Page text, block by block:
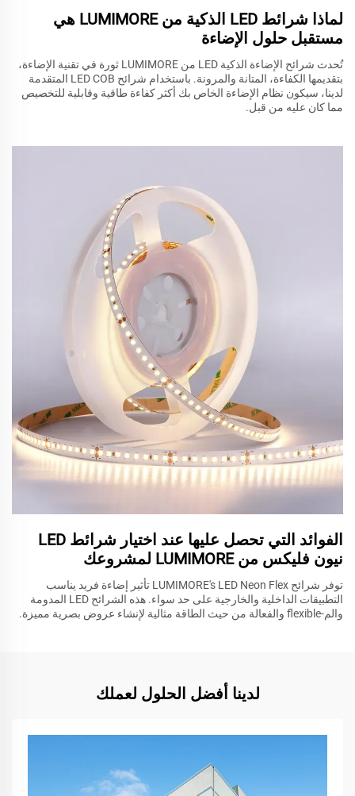
لماذا شرائط LED الذكية من LUMIMORE هي
مستقبل حلول الإضاءة
تُحدث شرائح الإضاءة الذكية LED من LUMIMORE ثورة في تقنية الإضاءة،
بتقديمها الكفاءة، المتانة والمرونة. باستخدام شرائح LED COB المتقدمة
لدينا، سيكون نظام الإضاءة الخاص بك أكثر كفاءة طاقية وقابلية للتخصيص
مما كان عليه من قبل.
الفوائد التي تحصل عليها عند اختيار شرائط LED
نيون فليكس من LUMIMORE لمشروعك
توفر شرائح LUMIMORE's LED Neon Flex تأثير إضاءة فريد يناسب
التطبيقات الداخلية والخارجية على حد سواء. هذه الشرائح LED المدومة
والم-flexible والفعالة من حيث الطاقة مثالية لإنشاء عروض بصرية مميزة.
لدينا أفضل الحلول لعملك